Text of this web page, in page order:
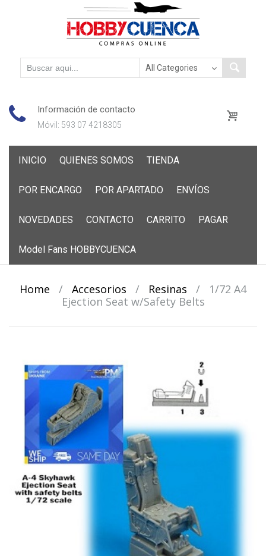
Información de contacto
Móvil: 593 07 4218305
INICIO QUIENES SOMOS TIENDA
POR ENCARGO POR APARTADO ENVÍOS
NOVEDADES CONTACTO CARRITO PAGAR
Model Fans HOBBYCUENCA
Home / Accesorios / Resinas /
1/72 A4
Ejection Seat w/Safety Belts